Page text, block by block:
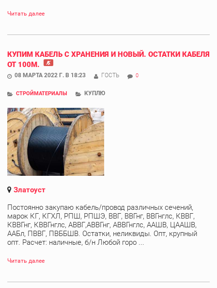
Читать далее
КУПИМ КАБЕЛЬ С ХРАНЕНИЯ И НОВЫЙ. ОСТАТКИ КАБЕЛЯ
ОТ 100М.
08 МАРТА 2022 Г. В 18:23 ГОСТЬ 0
СТРОЙМАТЕРИАЛЫ КУПЛЮ
Златоуст
Постоянно закупаю кабель/провод различных сечений,
марок КГ, КГХЛ, РПШ, РПШЭ, ВВГ, ВВГнг, ВВГнглс, КВВГ,
КВВГнг, КВВГнглс, АВВГ,АВВГнг, АВВГнглс, ААШВ, ЦААШВ,
ААБл, ПВВГ, ПВББШВ. Остатки, неликвиды. Опт, крупный
опт. Расчет: наличные, б/н Любой горо ...
Читать далее